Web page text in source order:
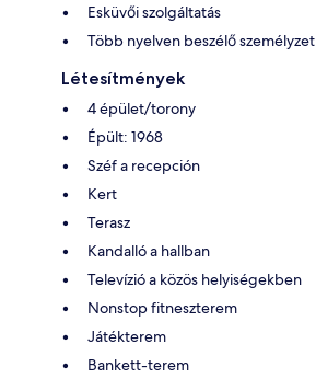
Esküvői szolgáltatás
Több nyelven beszélő személyzet
Létesítmények
4 épület/torony
Épült: 1968
Széf a recepción
Kert
Terasz
Kandalló a hallban
Televízió a közös helyiségekben
Nonstop fitneszterem
Játékterem
Bankett-terem